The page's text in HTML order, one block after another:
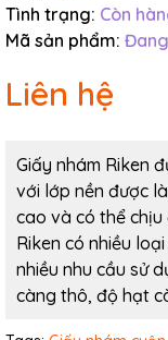
Tình trạng: Còn
Mã sản phẩm:
Liên hệ
Giấy nhám Riken
với lớp nền được
cao và có thể chịu
Riken có nhiều
nhiều nhu cầu sử
càng thô, độ hạt